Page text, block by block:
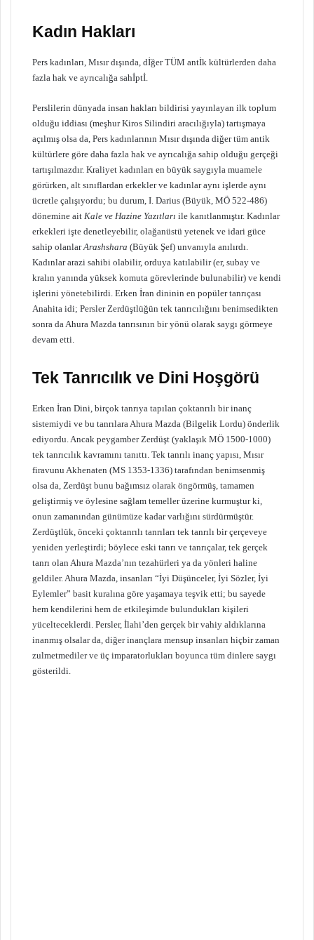
Kadın Hakları
Pers kadınları, Mısır dışında, dİğer TÜM antİk kültürlerden daha
fazla hak ve ayrıcalığa sahİptİ.
Perslilerin dünyada insan hakları bildirisi yayınlayan ilk toplum
olduğu iddiası (meşhur Kiros Silindiri aracılığıyla) tartışmaya
açılmış olsa da, Pers kadınlarının Mısır dışında diğer tüm antik
kültürlere göre daha fazla hak ve ayrıcalığa sahip olduğu gerçeği
tartışılmazdır. Kraliyet kadınları en büyük saygıyla muamele
görürken, alt sınıflardan erkekler ve kadınlar aynı işlerde aynı
ücretle çalışıyordu; bu durum, I. Darius (Büyük, MÖ 522-486)
dönemine ait Kale ve Hazine Yazıtları ile kanıtlanmıştır. Kadınlar
erkekleri işte denetleyebilir, olağanüstü yetenek ve idari güce
sahip olanlarArashshara (Büyük Şef) unvanıyla anılırdı.
Kadınlar arazi sahibi olabilir, orduya katılabilir (er, subay ve
kralın yanında yüksek komuta görevlerinde bulunabilir) ve kendi
işlerini yönetebilirdi. Erken İran dininin en popüler tanrıçası
Anahita idi; Persler Zerdüştlüğün tek tanrıcılığını benimsedikten
sonra da Ahura Mazda tanrısının bir yönü olarak saygı görmeye
devam etti.
Tek Tanrıcılık ve Dini Hoşgörü
Erken İran Dini, birçok tanrıya tapılan çoktanrılı bir inanç
sistemiydi ve bu tanrılara Ahura Mazda (Bilgelik Lordu) önderlik
ediyordu. Ancak peygamber Zerdüşt (yaklaşık MÖ 1500-1000)
tek tanrıcılık kavramını tanıttı. Tek tanrılı inanç yapısı, Mısır
firavunu Akhenaten (MS 1353-1336) tarafından benimsenmiş
olsa da, Zerdüşt bunu bağımsız olarak öngörmüş, tamamen
geliştirmiş ve öylesine sağlam temeller üzerine kurmuştur ki,
onun zamanından günümüze kadar varlığını sürdürmüştür.
Zerdüştlük, önceki çoktanrılı tanrıları tek tanrılı bir çerçeveye
yeniden yerleştirdi; böylece eski tanrı ve tanrıçalar, tek gerçek
tanrı olan Ahura Mazda’nın tezahürleri ya da yönleri haline
geldiler. Ahura Mazda, insanları “İyi Düşünceler, İyi Sözler, İyi
Eylemler” basit kuralına göre yaşamaya teşvik etti; bu sayede
hem kendilerini hem de etkileşimde bulundukları kişileri
yücelteceklerdi. Persler, İlahi’den gerçek bir vahiy aldıklarına
inanmış olsalar da, diğer inançlara mensup insanları hiçbir zaman
zulmetmediler ve üç imparatorlukları boyunca tüm dinlere saygı
gösterildi.